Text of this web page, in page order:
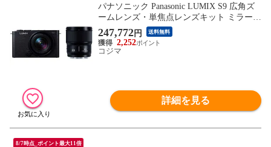
パナソニック Panasonic LUMIX S9 広角ズ
ームレンズ・単焦点レンズキット ミラーレ
ス一眼カメラ ［ズームレンズ＋単焦点レン
ズ］ ジェットブラック DC-S9W-K
247,772円 送料無料
2,252
コジマ
詳細を見る
8/7時点_ポイント最大11倍